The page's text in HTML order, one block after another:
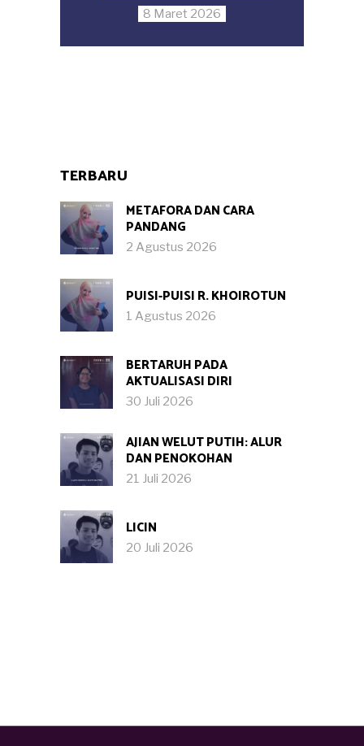
8 Maret 2026
TERBARU
METAFORA DAN CARA
PANDANG
2 Agustus 2026
PUISI-PUISI R. KHOIROTUN
1 Agustus 2026
BERTARUH PADA
AKTUALISASI DIRI
30 Juli 2026
AJIAN WELUT PUTIH: ALUR
DAN PENOKOHAN
21 Juli 2026
LICIN
20 Juli 2026